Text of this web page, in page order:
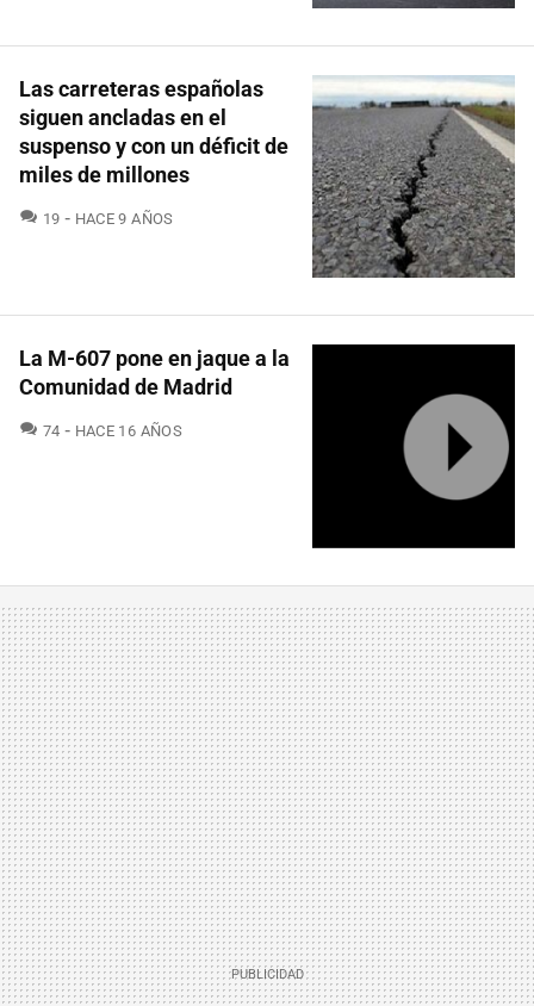
Las carreteras españolas
siguen ancladas en el
suspenso y con un déficit de
miles de millones
19 COMENTARIOS
HACE 9 AÑOS
La M-607 pone en jaque a la
Comunidad de Madrid
74 COMENTARIOS
HACE 16 AÑOS